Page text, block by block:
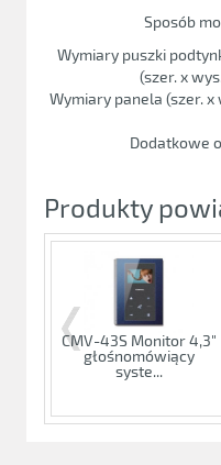
Sposób
Wymiary puszki
(szer. x
Wymiary panela (szer. x
Dodatkowe
Produkty
CMV-43S Monitor 4,3"
głośnomówiący
syste...